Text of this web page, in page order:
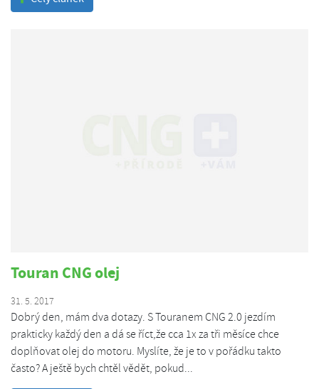
Touran CNG olej
31. 5. 2017
Dobrý den, mám dva dotazy. S Touranem CNG 2.0 jezdím
prakticky každý den a dá se říct,že cca 1x za tři měsíce chce
doplňovat olej do motoru. Myslíte, že je to v pořádku takto
často? A ještě bych chtěl vědět, pokud...